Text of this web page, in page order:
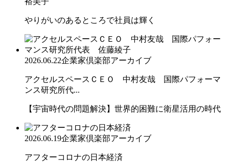
やりがいのあるところで社員は輝く
2026.06.22企業家倶楽部アーカイブ
アクセルスペースＣＥＯ 中村友哉 国際パフォーマ
ンス研究所代...
【宇宙時代の問題解決】世界的困難に衛星活用の時代
2026.06.19企業家倶楽部アーカイブ
アフターコロナの日本経済